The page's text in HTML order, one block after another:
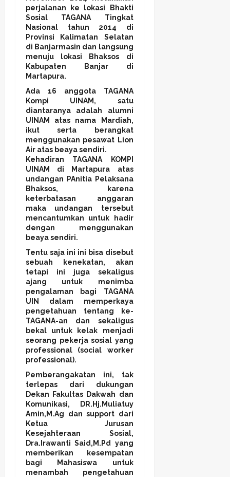
perjalanan ke lokasi Bhakti
Sosial TAGANA Tingkat
Nasional tahun 2014 di
Provinsi Kalimatan Selatan
di Banjarmasin dan langsung
menuju lokasi Bhaksos di
Kabupaten Banjar di
Martapura.
Ada 16 anggota TAGANA
Kompi UINAM, satu
diantaranya adalah alumni
UINAM atas nama Mardiah,
ikut serta berangkat
menggunakan pesawat Lion
Air atas beaya sendiri.
Kehadiran TAGANA KOMPI
UINAM di Martapura atas
undangan PAnitia Pelaksana
Bhaksos, karena
keterbatasan anggaran
maka undangan tersebut
mencantumkan untuk hadir
dengan menggunakan
beaya sendiri.
Tentu saja ini ini bisa disebut
sebuah kenekatan, akan
tetapi ini juga sekaligus
ajang untuk menimba
pengalaman bagi TAGANA
UIN dalam memperkaya
pengetahuan tentang ke-
TAGANA-an dan sekaligus
bekal untuk kelak menjadi
seorang pekerja sosial yang
professional (social worker
professional).
Pemberangakatan ini, tak
terlepas dari dukungan
Dekan Fakultas Dakwah dan
Komunikasi, DR.Hj.Muliatuy
Amin,M.Ag dan support dari
Ketua Jurusan
Kesejahteraan Sosial,
Dra.Irawanti Said,M.Pd yang
memberikan kesempatan
bagi Mahasiswa untuk
menambah pengetahuan